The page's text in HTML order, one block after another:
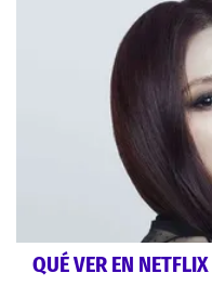
QUÉ VER EN NETFLIX